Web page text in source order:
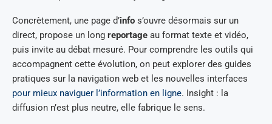
Concrètement, une page d’info s’ouvre désormais sur un
direct, propose un long reportage au format texte et vidéo,
puis invite au débat mesuré. Pour comprendre les outils qui
accompagnent cette évolution, on peut explorer des guides
pratiques sur la navigation web et les nouvelles interfaces
pour mieux naviguer l’information en ligne. Insight : la
diffusion n’est plus neutre, elle fabrique le sens.